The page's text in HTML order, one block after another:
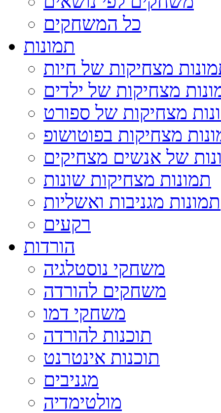
כל המשחקים
תמונות
מצחיקות של חיות
מצחיקות של ילדים
מצחיקות של ספורט
מצחיקות בפוטושופ
של אנשים מצחיקים
תמונות מצחיקות שונות
תמונות מגניבות ואשליות
רקעים
הורדות
משחקי נוסטלגיה
משחקים להורדה
משחקי דמו
תוכנות להורדה
תוכנות אינטרנט
מגניבים
מולטימדיה